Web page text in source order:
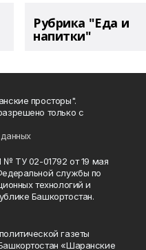
Рубрика "Еда и
напитки"
просторы".
только с
№ ТУ 02-01792 от 19 мая
службы по
технологий и
Башкортостан.
газеты
«Шаранские